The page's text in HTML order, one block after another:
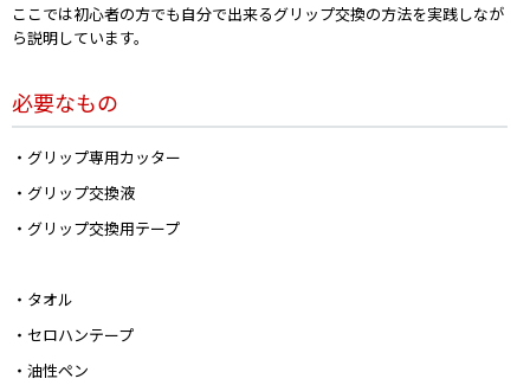
ここでは初心者の方でも自分で出来るグリップ交換の方法を実践しなが
ら説明しています。
必要なもの
・グリップ専用カッター
・グリップ交換液
・グリップ交換用テープ
・タオル
・セロハンテープ
・油性ペン